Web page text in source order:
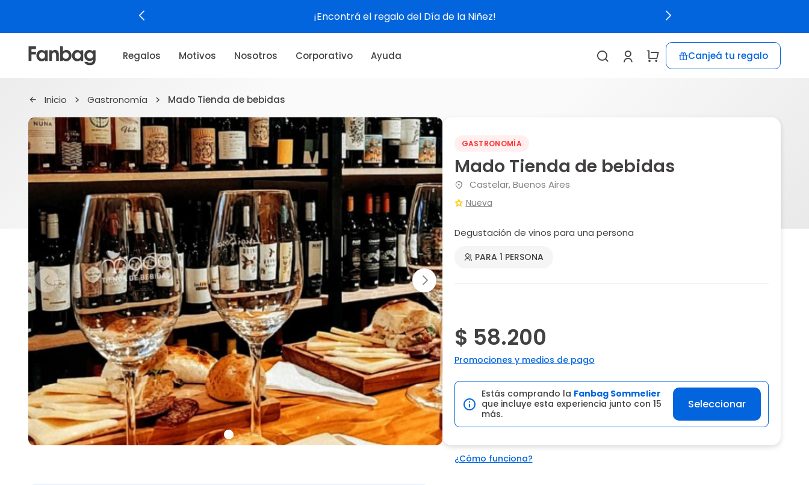
¡Encontrá el regalo del Día de la Niñez!
Regalos Motivos Nosotros Corporativo Ayuda Canjeá tu regalo
Inicio Gastronomía Mado Tienda de bebidas
GASTRONOMÍA
Mado Tienda de bebidas
Castelar, Buenos Aires
Nueva
Degustación de vinos para una persona
PARA 1 PERSONA
$ 58.200
Promociones y medios de pago
Estás comprando la Fanbag Sommelier
que incluye esta experiencia junto con 15
más.
Seleccionar
¿Cómo funciona?